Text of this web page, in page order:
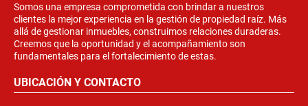
Somos una empresa comprometida con brindar a nuestros
clientes la mejor experiencia en la gestión de propiedad raíz. Más
allá de gestionar inmuebles, construimos relaciones duraderas.
Creemos que la oportunidad y el acompañamiento son
fundamentales para el fortalecimiento de estas.
UBICACIÓN Y CONTACTO